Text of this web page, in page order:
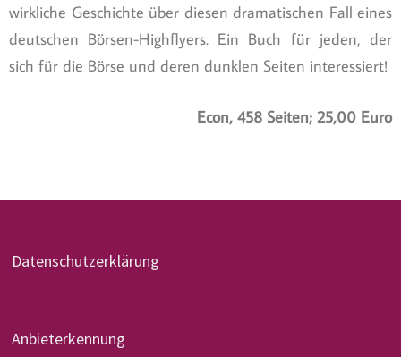
wirkliche Geschichte über diesen dramatischen Fall eines
deutschen Börsen-Highflyers. Ein Buch für jeden, der
sich für die Börse und deren dunklen Seiten interessiert!
Econ, 458 Seiten; 25,00 Euro
Datenschutzerklärung
Anbieterkennung